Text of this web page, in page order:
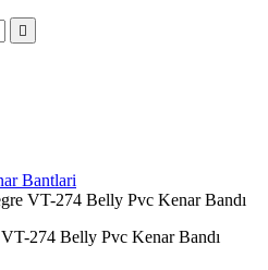

Bantlari
VT-274 Belly Pvc Kenar Bandı